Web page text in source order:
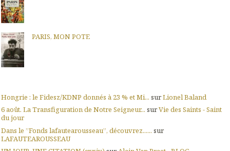
PARIS, MON POTE
Hongrie : le Fidesz/KDNP donnés à 23 % et Mi... surLionel Baland
6 août. La Transfiguration de Notre Seigneur... surVie des Saints - Saint
du jour
Dans le ”Fonds lafautearousseau”, découvrez...... sur
LAFAUTEAROUSSEAU